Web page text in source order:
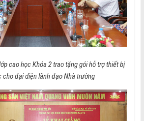
cao học Khóa 2 trao tặng gói hỗ trợ thiết bị
cho đại diện lãnh đạo Nhà trường